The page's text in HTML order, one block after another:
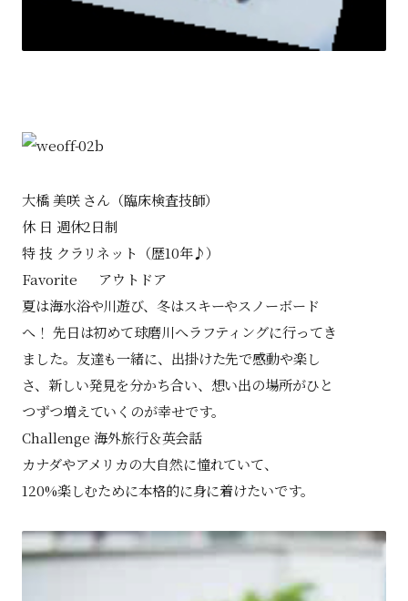
大橋 美咲 さん（臨床検査技師）
休 日 週休2日制
特 技 クラリネット（歴10年♪）
Favorite アウトドア
夏は海水浴や川遊び、冬はスキーやスノーボード
へ！ 先日は初めて球磨川へラフティングに行ってき
ました。友達も一緒に、出掛けた先で感動や楽し
さ、新しい発見を分かち合い、想い出の場所がひと
つずつ増えていくのが幸せです。
Challenge 海外旅行＆英会話
カナダやアメリカの大自然に憧れていて、
120%楽しむために本格的に身に着けたいです。